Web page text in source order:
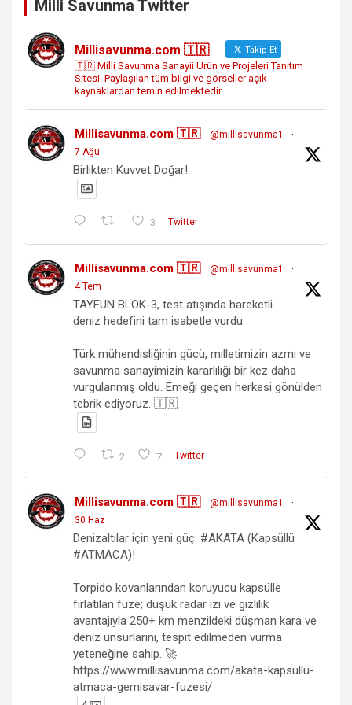
Milli Savunma Twitter
Millisavunma.com 🇹🇷 Takip Et
🇹🇷 Milli Savunma Sanayii Ürün ve Projeleri Tanıtım
Sitesi. Paylaşılan tüm bilgi ve görseller açık
kaynaklardan temin edilmektedir.
Millisavunma.com 🇹🇷 @millisavunma1
·
7 Ağu
Birlikten Kuvvet Doğar!
3 Twitter
Millisavunma.com 🇹🇷 @millisavunma1
·
4 Tem
TAYFUN BLOK-3, test atışında hareketli
deniz hedefini tam isabetle vurdu.
Türk mühendisliğinin gücü, milletimizin azmi ve
savunma sanayimizin kararlılığı bir kez daha
vurgulanmış oldu. Emeği geçen herkesi gönülden
tebrik ediyoruz. 🇹🇷
2 7 Twitter
Millisavunma.com 🇹🇷 @millisavunma1
·
30 Haz
Denizaltılar için yeni güç: #AKATA (Kapsüllü
#ATMACA)!
Torpido kovanlarından koruyucu kapsülle
fırlatılan füze; düşük radar izi ve gizlilik
avantajıyla 250+ km menzildeki düşman kara ve
deniz unsurlarını, tespit edilmeden vurma
yeteneğine sahip. 🚀
https://www.millisavunma.com/akata-kapsullu-
atmaca-gemisavar-fuzesi/